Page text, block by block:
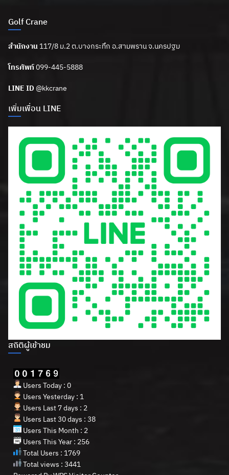
Golf Crane
สำนักงาน 117/8 ม.2 ต.บางกระทึก อ.สามพราน จ.นครปฐม
โทรศัพท์099-445-5888
LINE ID @kkcrane
เพิ่มเพื่อน LINE
สถิติผู้เข้าชม
Users Today : 0
Users Yesterday : 1
Users Last 7 days : 2
Users Last 30 days : 38
Users This Month : 2
Users This Year : 256
Total Users : 1769
Total views : 3441